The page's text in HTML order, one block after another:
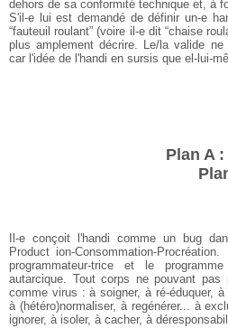
dehors de sa conformité technique et, à
S'il-e lui est demandé de définir un-e
“fauteuil roulant” (voire il-e dit “chaise
plus amplement décrire. Le/la valide
car l'idée de l'handi en sursis que el-lui-
Plan A
Il-e conçoit l'handi comme un bug
Product ion-Consommation-
programmateur-trice et le
autarcique. Tout corps ne pouvant
comme virus : à soigner, à ré-éduquer,
à (hétéro)normaliser, à regénérer... à
ignorer, à isoler, à cacher, à